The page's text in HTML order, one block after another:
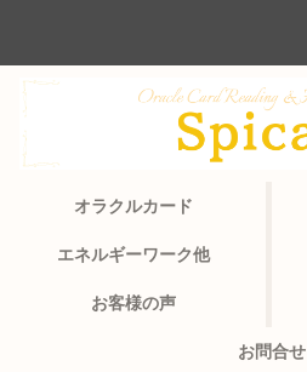
オラクルカード
エネルギーワーク他
お客様の声
お問合せ